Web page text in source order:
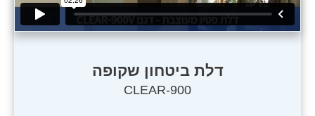
דלת ביטחון שקופה
CLEAR-900